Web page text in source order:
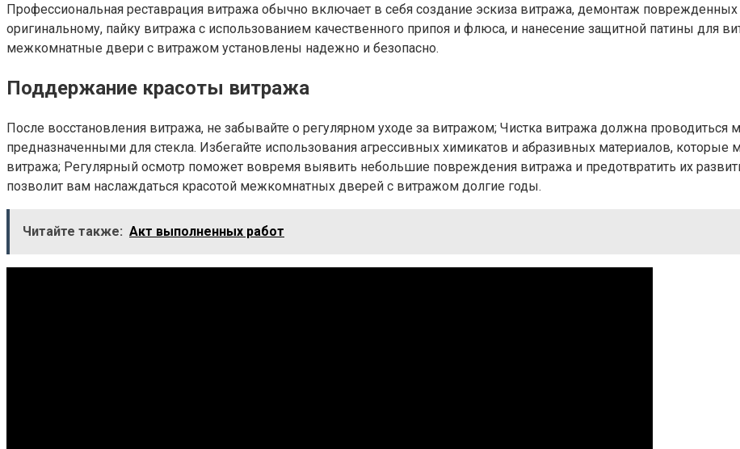
Профессиональная реставрация витража обычно включает в себя создание эскиза витража, демонтаж поврежденных
оригинальному, пайку витража с использованием качественного припоя и флюса, и нанесение защитной патины для
межкомнатные двери с витражом установлены надежно и безопасно.
Поддержание красоты витража
После восстановления витража, не забывайте о регулярном уходе за витражом; Чистка витража должна
предназначенными для стекла. Избегайте использования агрессивных химикатов и абразивных материалов, которые
витража; Регулярный осмотр поможет вовремя выявить небольшие повреждения витража и предотвратить их
позволит вам наслаждаться красотой межкомнатных дверей с витражом долгие годы.
Читайте также: Акт выполненных работ